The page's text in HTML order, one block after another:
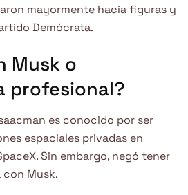
mayormente hacia figuras y
Demócrata.
Musk o
profesional?
es conocido por ser
espaciales privadas en
Sin embargo, negó tener
Musk.